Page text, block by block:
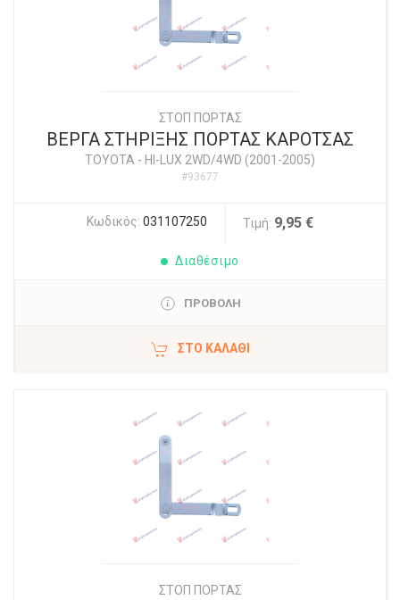
ΣΤΟΠ ΠΟΡΤΑΣ
ΒΕΡΓΑ ΣΤΗΡΙΞΗΣ ΠΟΡΤΑΣ ΚΑΡΟΤΣΑΣ
TOYOTA - HI-LUX 2WD/4WD (2001-2005)
#93677
Κωδικός: 031107250 Τιμή: 9,95 €
Διαθέσιμο
ΠΡΟΒΟΛΗ
ΣΤΟ ΚΑΛΆΘΙ
ΣΤΟΠ ΠΟΡΤΑΣ